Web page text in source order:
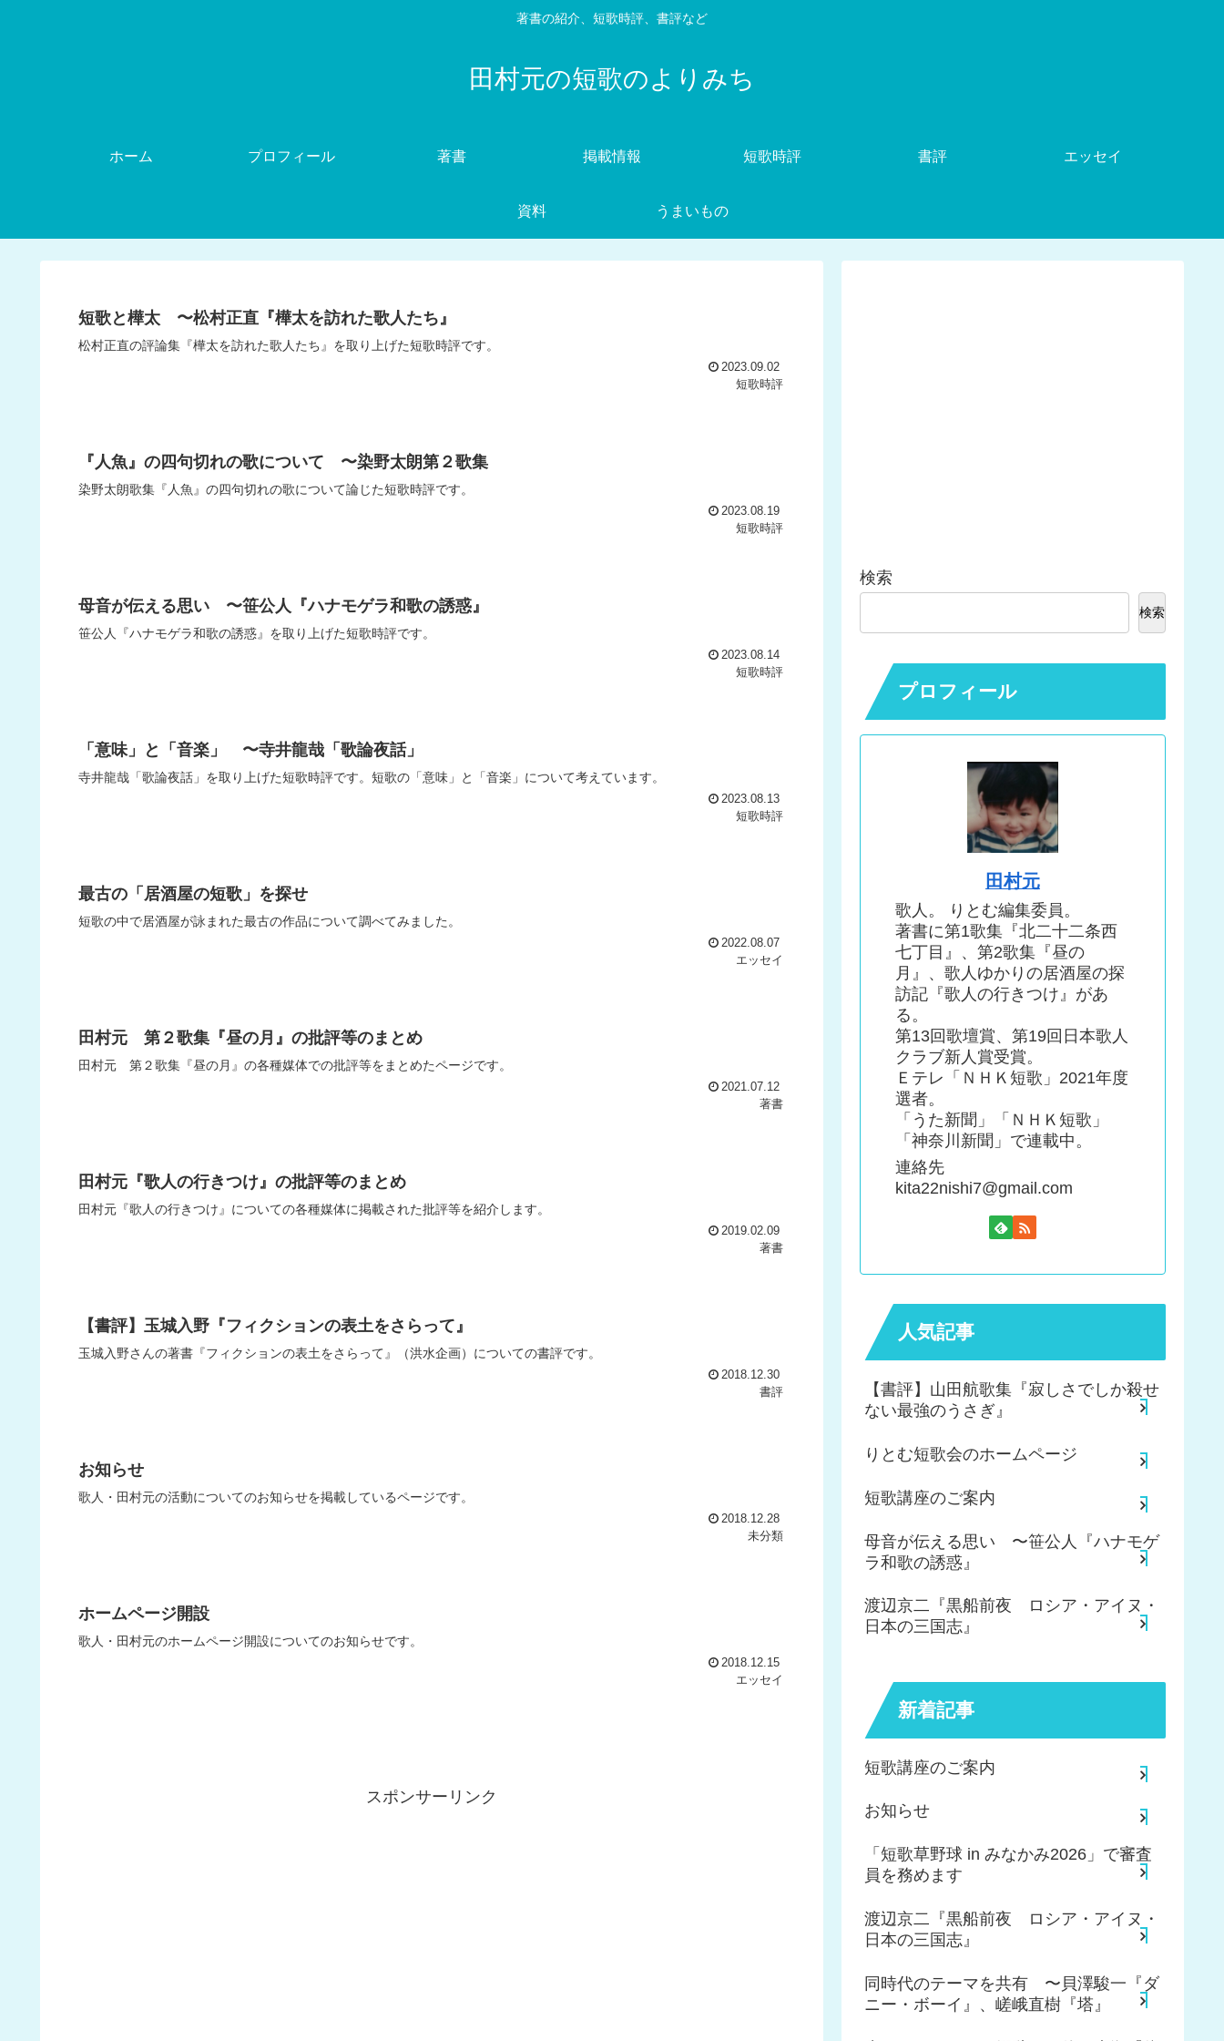
著書の紹介、短歌時評、書評など
田村元の短歌のよりみち
ホーム プロフィール 著書 掲載情報 短歌時評 書評 エッセイ
資料 うまいもの
短歌と樺太 〜松村正直『樺太を訪れた歌人たち』
松村正直の評論集『樺太を訪れた歌人たち』を取り上げた短歌時評です。
2023.09.02
短歌時評
『人魚』の四句切れの歌について 〜染野太朗第２歌集
染野太朗歌集『人魚』の四句切れの歌について論じた短歌時評です。
2023.08.19
短歌時評
母音が伝える思い 〜笹公人『ハナモゲラ和歌の誘惑』
笹公人『ハナモゲラ和歌の誘惑』を取り上げた短歌時評です。
2023.08.14
短歌時評
「意味」と「音楽」 〜寺井龍哉「歌論夜話」
寺井龍哉「歌論夜話」を取り上げた短歌時評です。短歌の「意味」と「音楽」について考えています。
2023.08.13
短歌時評
最古の「居酒屋の短歌」を探せ
短歌の中で居酒屋が詠まれた最古の作品について調べてみました。
2022.08.07
エッセイ
田村元 第２歌集『昼の月』の批評等のまとめ
田村元 第２歌集『昼の月』の各種媒体での批評等をまとめたページです。
2021.07.12
著書
田村元『歌人の行きつけ』の批評等のまとめ
田村元『歌人の行きつけ』についての各種媒体に掲載された批評等を紹介します。
2019.02.09
著書
【書評】玉城入野『フィクションの表土をさらって』
玉城入野さんの著書『フィクションの表土をさらって』（洪水企画）についての書評です。
2018.12.30
書評
お知らせ
歌人・田村元の活動についてのお知らせを掲載しているページです。
2018.12.28
未分類
ホームページ開設
歌人・田村元のホームページ開設についてのお知らせです。
2018.12.15
エッセイ
スポンサーリンク
検索
検索
プロフィール
田村元
歌人。 りとむ編集委員。
著書に第1歌集『北二十二条西
七丁目』、第2歌集『昼の
月』、歌人ゆかりの居酒屋の探
訪記『歌人の行きつけ』があ
る。
第13回歌壇賞、第19回日本歌人
クラブ新人賞受賞。
Ｅテレ「ＮＨＫ短歌」2021年度
選者。
「うた新聞」「ＮＨＫ短歌」
「神奈川新聞」で連載中。
連絡先
kita22nishi7@gmail.com
人気記事
【書評】山田航歌集『寂しさでしか殺せ
ない最強のうさぎ』
りとむ短歌会のホームページ
短歌講座のご案内
母音が伝える思い 〜笹公人『ハナモゲ
ラ和歌の誘惑』
渡辺京二『黒船前夜 ロシア・アイヌ・
日本の三国志』
新着記事
短歌講座のご案内
お知らせ
「短歌草野球 in みなかみ2026」で審査
員を務めます
渡辺京二『黒船前夜 ロシア・アイヌ・
日本の三国志』
同時代のテーマを共有 〜貝澤駿一『ダ
ニー・ボーイ』、嵯峨直樹『塔』